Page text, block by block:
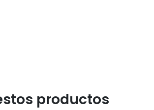
productos